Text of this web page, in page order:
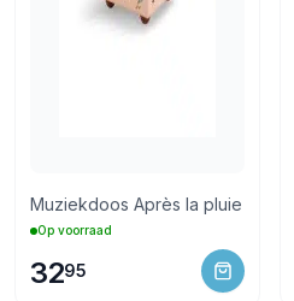
Muziekdoos Après la pluie
Op voorraad
3295